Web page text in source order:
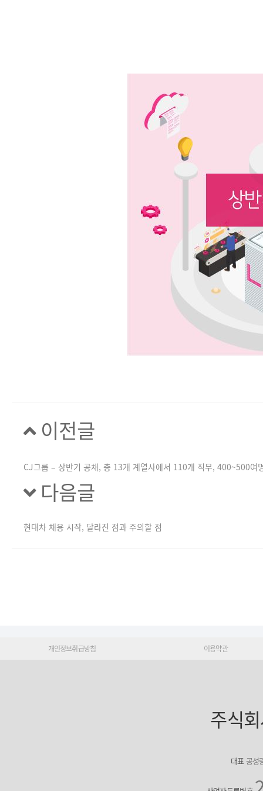
이전글
CJ그룹 – 상반기 공채, 총 13개 계열사에서 110개 직무, 400~500여
다음글
현대차 채용 시작, 달라진 점과 주의할 점
개인정보취급방침 이용약관
주식
대표공성